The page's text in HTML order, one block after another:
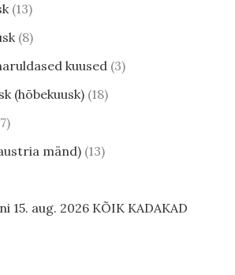
13
8
kuused 3
(hõbekuusk) 18
mänd) 13
15. aug. 2026 KÕIK KADAKAD